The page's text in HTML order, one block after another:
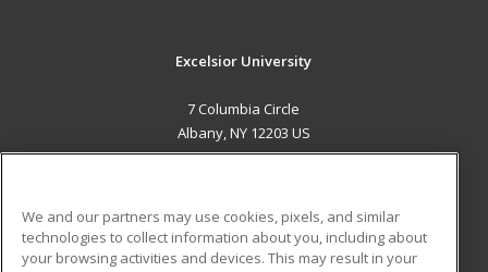
Excelsior University
7 Columbia Circle
Albany, NY 12203 US
ADDITIONAL RESOURCES
We and our partners may use cookies, pixels, and similar
technologies to collect information about you, including about
your browsing activities and devices. This may result in your